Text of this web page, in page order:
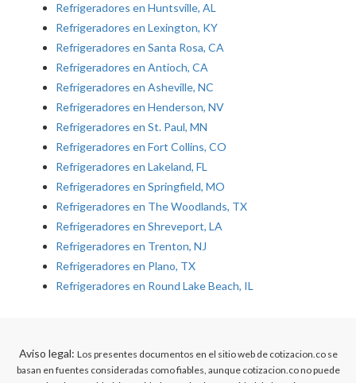
Refrigeradores en Huntsville, AL
Refrigeradores en Lexington, KY
Refrigeradores en Santa Rosa, CA
Refrigeradores en Antioch, CA
Refrigeradores en Asheville, NC
Refrigeradores en Henderson, NV
Refrigeradores en St. Paul, MN
Refrigeradores en Fort Collins, CO
Refrigeradores en Lakeland, FL
Refrigeradores en Springfield, MO
Refrigeradores en The Woodlands, TX
Refrigeradores en Shreveport, LA
Refrigeradores en Trenton, NJ
Refrigeradores en Plano, TX
Refrigeradores en Round Lake Beach, IL
Aviso legal: Los presentes documentos en el sitio web de cotizacion.co se
basan en fuentes consideradas como fiables, aunque cotizacion.co no puede